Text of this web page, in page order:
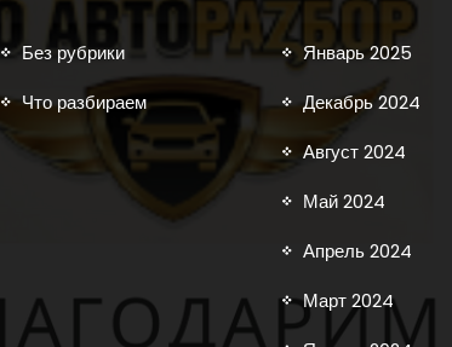
Без рубрики
Что разбираем
Январь 2025
Декабрь 2024
Август 2024
Май 2024
Апрель 2024
Март 2024